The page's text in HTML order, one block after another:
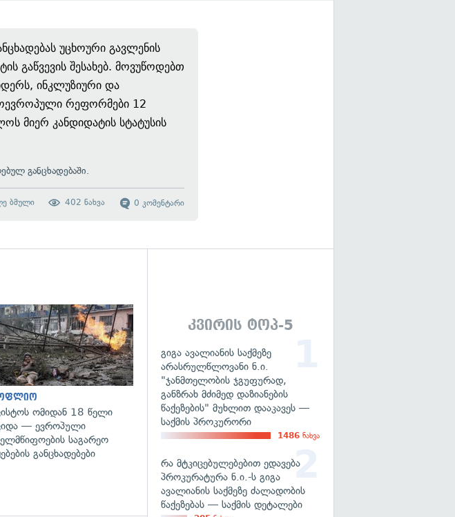
უცხოური გავლენის
გაწვევის შესახებ. მოვუწოდებთ
ინკლუზიური და
რეფორმები 12
მიერ კანდიდატის სტატუსის
განცხადებაში.
0 კომენტარი
402 ნახვა
ბმული
გადახედვა
ომიდან 18 წელი
— ევროპული
საგარეო
განცხადებები
კვირის ტოპ-5
გიგა ავალიანის საქმეზე
არასრულწლოვანი ნ.ი.
"ჯანმთელობის ჯგუფურად,
განზრახ მძიმედ დაზიანების
წაქეზების" მუხლით დააკავეს —
საქმის პროკურორი
1486 ნახვა
რა მტკიცებულებებით ედავება
პროკურატურა ნ.ი.-ს გიგა
ავალიანის საქმეზე ძალადობის
წაქეზებას — საქმის დეტალები